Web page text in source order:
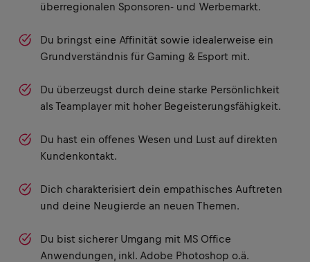
überregionalen Sponsoren- und Werbemarkt.
Du bringst eine Affinität sowie idealerweise ein
Grundverständnis für Gaming & Esport mit.
Du überzeugst durch deine starke Persönlichkeit
als Teamplayer mit hoher Begeisterungsfähigkeit.
Du hast ein offenes Wesen und Lust auf direkten
Kundenkontakt.
Dich charakterisiert dein empathisches Auftreten
und deine Neugierde an neuen Themen.
Du bist sicherer Umgang mit MS Office
Anwendungen, inkl. Adobe Photoshop o.ä.